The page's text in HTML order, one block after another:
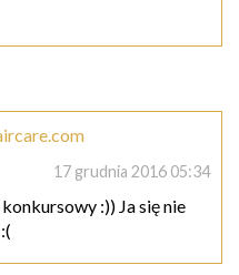
17 grudnia 2016 05:34
:)) Ja się nie